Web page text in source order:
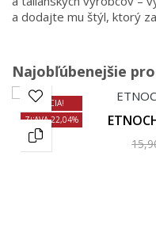
a dodajte mu štýl, ktorý
Najobľúbenejšie
AKCIA!
ZĽAVA 22,04%